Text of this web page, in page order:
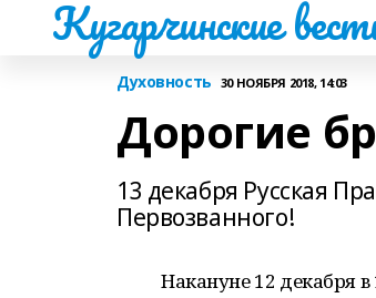
Кугарчинские
Духовность 30 НОЯБРЯ 2018, 14:03
Дорогие
13 декабря Русская
Первозванного!
Накануне 12 декабря